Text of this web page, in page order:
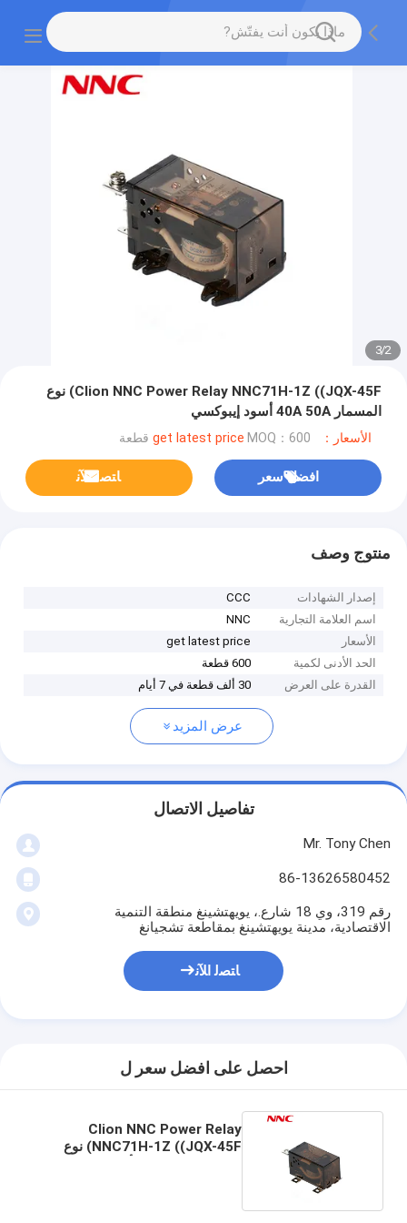
2
/
3
Clion NNC Power Relay NNC71H-1Z ((JQX-45F) نوع
المسمار 40A 50A أسود إيبوكسي
الأسعار：get latest price MOQ：600 قطعة
افضل سعر ﺎﺘﺼﻟ ﺍﻶﻧ
منتوج وصف
إصدار الشهادات
CCC
اسم العلامة التجارية
NNC
الأسعار
get latest price
الحد الأدنى لكمية
600 قطعة
القدرة على العرض
30 ألف قطعة في 7 أيام
عرض المزيد
تفاصيل الاتصال
Mr. Tony Chen
86-13626580452
رقم 319، وي 18 شارع.، يويهتشينغ منطقة التنمية
الاقتصادية، مدينة يويهتشينغ بمقاطعة تشجيانغ
ﺎﺘﺼﻟ ﺍﻶﻧ
احصل على افضل سعر ل
Clion NNC Power Relay
NNC71H-1Z ((JQX-45F) نوع